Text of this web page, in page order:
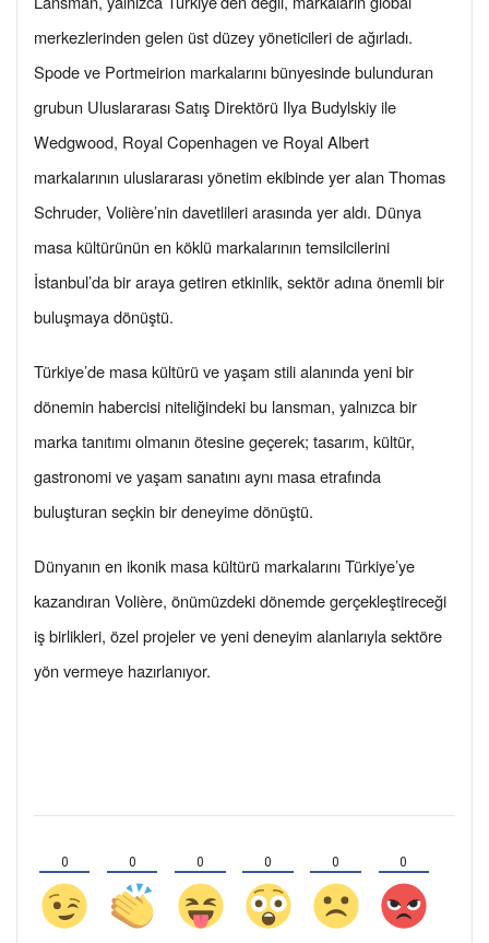
merkezlerinden gelen üst düzey yöneticileri de ağırladı.
Spode ve Portmeirion markalarını bünyesinde bulunduran
grubun Uluslararası Satış Direktörü Ilya Budylskiy ile
Wedgwood, Royal Copenhagen ve Royal Albert
markalarının uluslararası yönetim ekibinde yer alan Thomas
Schruder, Volière’nin davetlileri arasında yer aldı. Dünya
masa kültürünün en köklü markalarının temsilcilerini
İstanbul’da bir araya getiren etkinlik, sektör adına önemli bir
buluşmaya dönüştü.
Türkiye’de masa kültürü ve yaşam stili alanında yeni bir
dönemin habercisi niteliğindeki bu lansman, yalnızca bir
marka tanıtımı olmanın ötesine geçerek; tasarım, kültür,
gastronomi ve yaşam sanatını aynı masa etrafında
buluşturan seçkin bir deneyime dönüştü.
Dünyanın en ikonik masa kültürü markalarını Türkiye’ye
kazandıran Volière, önümüzdeki dönemde gerçekleştireceği
iş birlikleri, özel projeler ve yeni deneyim alanlarıyla sektöre
yön vermeye hazırlanıyor.
0 0 0 0 0 0